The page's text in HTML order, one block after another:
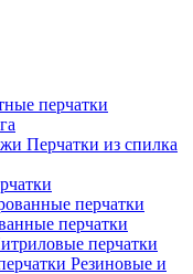
перчатки
Перчатки из спилка
перчатки
перчатки
перчатки
Резиновые и